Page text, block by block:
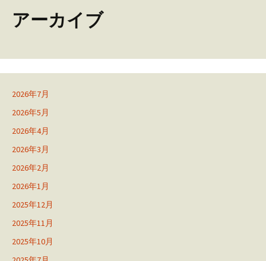
アーカイブ
2026年7月
2026年5月
2026年4月
2026年3月
2026年2月
2026年1月
2025年12月
2025年11月
2025年10月